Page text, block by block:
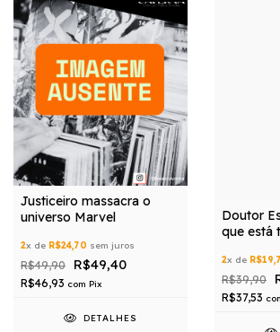
Justiceiro massacra o
universo Marvel
2x de R$24,70 sem juros
R$49,90 R$49,40
R$46,93 com Pix
DETALHES
Doutor
que está
2x de
R$39,90
R$37,53